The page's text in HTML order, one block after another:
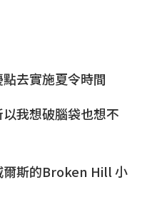
去實施夏令時間
我想破腦袋也想不
爾斯的Broken Hill 小